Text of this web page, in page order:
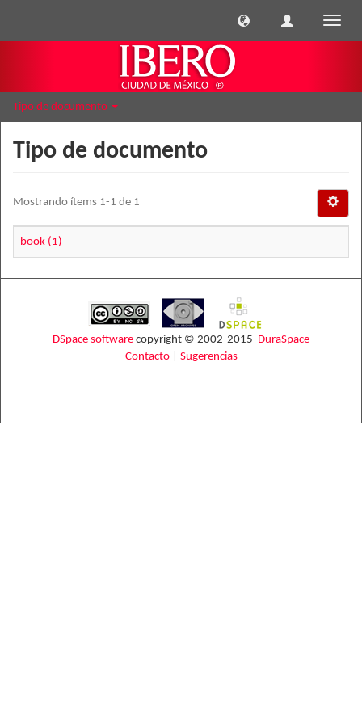
Tipo de documento
Tipo de documento
Mostrando ítems 1-1 de 1
book (1)
DSpace software copyright © 2002-2015 DuraSpace
Contacto| Sugerencias